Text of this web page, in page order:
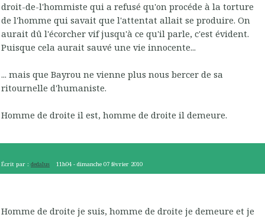
droit-de-l'hommiste qui a refusé qu'on procéde à la torture
de l'homme qui savait que l'attentat allait se produire. On
aurait dû l'écorcher vif jusqu'à ce qu'il parle, c'est évident.
Puisque cela aurait sauvé une vie innocente...
... mais que Bayrou ne vienne plus nous bercer de sa
ritournelle d'humaniste.
Homme de droite il est, homme de droite il demeure.
Écrit par : dedalus 11h04 -dimanche 07 février 2010
Homme de droite je suis, homme de droite je demeure et je